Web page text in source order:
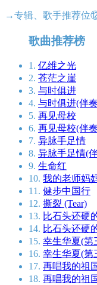
→专辑、歌手推荐位
歌曲推荐榜
1. 亿维之光
2. 苍茫之崖
3. 与时俱进
4. 与时俱进(伴
5. 再见母校
6. 再见母校(伴
7. 异脉手足情
8. 异脉手足情(
9. 生命红
10. 我的老师妈
11. 健步中国行
12. 撕裂 (Tear)
13. 比石头还硬
14. 比石头还硬
15. 幸生华夏(第
16. 幸生华夏(第
17. 再唱我的祖
18. 再唱我的祖